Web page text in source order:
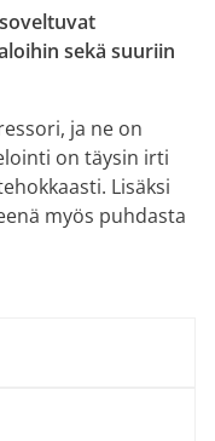
sekä suuriin
ja ne on
on täysin irti
Lisäksi
myös puhdasta